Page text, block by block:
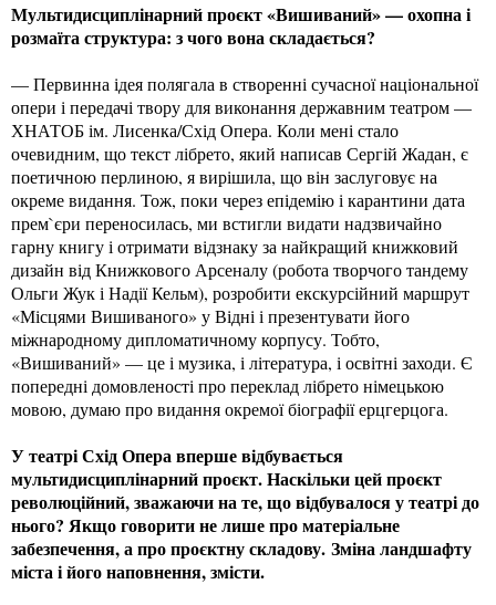
Мультидисциплінарний проєкт «Вишиваний» — охопна і
розмаїта структура: з чого вона складається?
— Первинна ідея полягала в створенні сучасної національної
опери і передачі твору для виконання державним театром —
ХНАТОБ ім. Лисенка/Схід Опера. Коли мені стало
очевидним, що текст лібрето, який написав Сергій Жадан, є
поетичною перлиною, я вирішила, що він заслуговує на
окреме видання. Тож, поки через епідемію і карантини дата
прем`єри переносилась, ми встигли видати надзвичайно
гарну книгу і отримати відзнаку за найкращий книжковий
дизайн від Книжкового Арсеналу (робота творчого тандему
Ольги Жук і Надії Кельм), розробити екскурсійний маршрут
«Місцями Вишиваного» у Відні і презентувати його
міжнародному дипломатичному корпусу. Тобто,
«Вишиваний» — це і музика, і література, і освітні заходи. Є
попередні домовленості про переклад лібрето німецькою
мовою, думаю про видання окремої біографії ерцгерцога.
У театрі Схід Опера вперше відбувається
мультидисциплінарний проєкт. Наскільки цей проєкт
революційний, зважаючи на те, що відбувалося у театрі до
нього? Якщо говорити не лише про матеріальне
забезпечення, а про проєктну складову. Зміна ландшафту
міста і його наповнення, змісти.